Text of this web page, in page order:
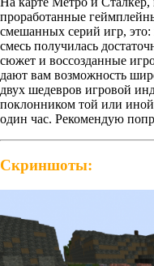
проработанные
смешанных серий игр,
смесь получилась
сюжет и воссозданные
дают вам возможность
двух шедевров игровой
поклонником той или
один час. Рекомендую
Скриншоты: